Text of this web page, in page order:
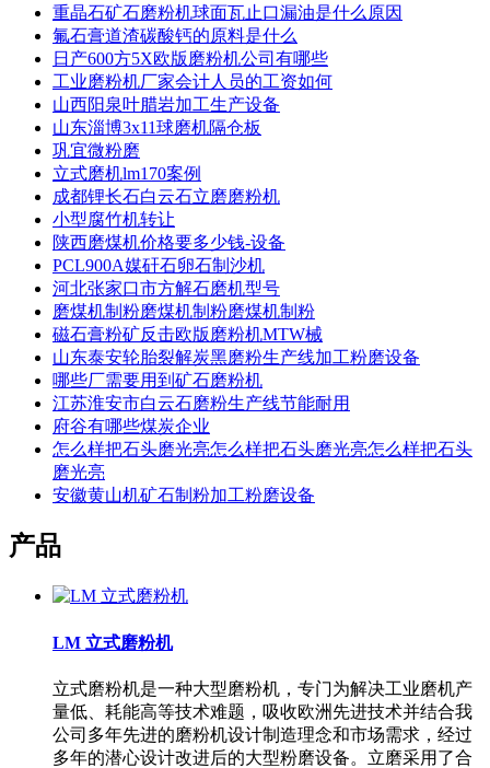
重晶石矿石磨粉机球面瓦止口漏油是什么原因
氟石膏道渣碳酸钙的原料是什么
日产600方5X欧版磨粉机公司有哪些
工业磨粉机厂家会计人员的工资如何
山西阳泉叶腊岩加工生产设备
山东淄博3x11球磨机隔仓板
巩宜微粉磨
立式磨机lm170案例
成都锂长石白云石立磨磨粉机
小型腐竹机转让
陕西磨煤机价格要多少钱-设备
PCL900A媒矸石卵石制沙机
河北张家口市方解石磨机型号
磨煤机制粉磨煤机制粉磨煤机制粉
磁石膏粉矿反击欧版磨粉机MTW械
山东泰安轮胎裂解炭黑磨粉生产线加工粉磨设备
哪些厂需要用到矿石磨粉机
江苏淮安市白云石磨粉生产线节能耐用
府谷有哪些煤炭企业
怎么样把石头磨光亮怎么样把石头磨光亮怎么样把石头
磨光亮
安徽黄山机矿石制粉加工粉磨设备
产品
LM 立式磨粉机
立式磨粉机是一种大型磨粉机，专门为解决工业磨机产
量低、耗能高等技术难题，吸收欧洲先进技术并结合我
公司多年先进的磨粉机设计制造理念和市场需求，经过
多年的潜心设计改进后的大型粉磨设备。立磨采用了合